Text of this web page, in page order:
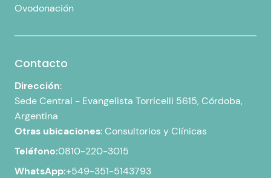
Ovodonación
Contacto
Dirección:
Sede Central - Evangelista Torricelli 5615, Córdoba,
Argentina
Otras ubicaciones:Consultorios y Clínicas
Teléfono:0810-220-3015
WhatsApp:+549-351-5143793